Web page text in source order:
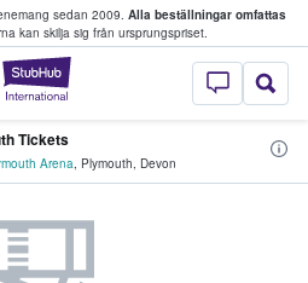
sedan 2009. Alla beställningar omfattas
kan skilja sig från ursprungspriset.
StubHub – där
biljetter.
Tickets
Arena, Plymouth, Devon